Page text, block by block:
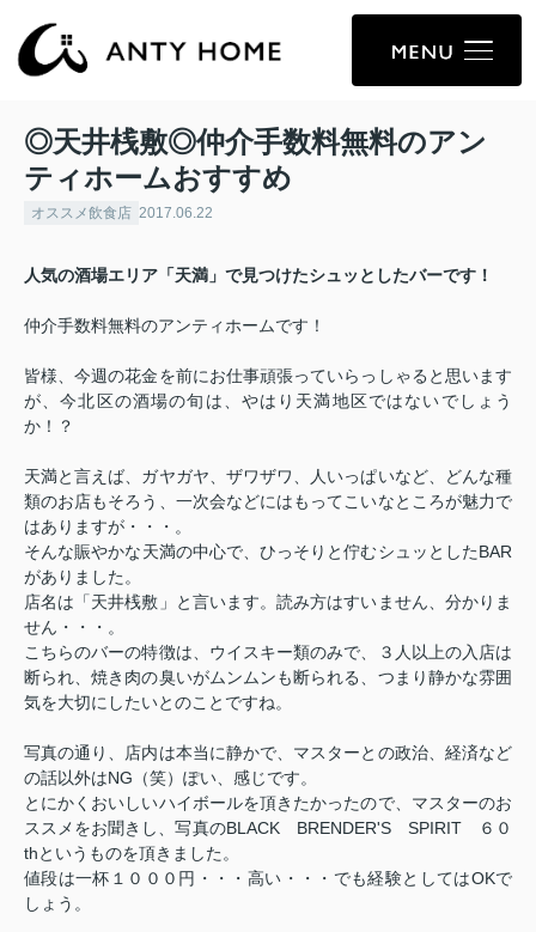
◎天井桟敷◎仲介手数料無料のアン
ティホームおすすめ
オススメ飲食店 2017.06.22
人気の酒場エリア「天満」で見つけたシュッとしたバーです！
仲介手数料無料のアンティホームです！
皆様、今週の花金を前にお仕事頑張っていらっしゃると思います
が、今北区の酒場の旬は、やはり天満地区ではないでしょう
か！？
天満と言えば、ガヤガヤ、ザワザワ、人いっぱいなど、どんな種
類のお店もそろう、一次会などにはもってこいなところが魅力で
はありますが・・・。
そんな賑やかな天満の中心で、ひっそりと佇むシュッとしたBAR
がありました。
店名は「天井桟敷」と言います。読み方はすいません、分かりま
せん・・・。
こちらのバーの特徴は、ウイスキー類のみで、３人以上の入店は
断られ、焼き肉の臭いがムンムンも断られる、つまり静かな雰囲
気を大切にしたいとのことですね。
写真の通り、店内は本当に静かで、マスターとの政治、経済など
の話以外はNG（笑）ぽい、感じです。
とにかくおいしいハイボールを頂きたかったので、マスターのお
ススメをお聞きし、写真のBLACK BRENDER'S SPIRIT ６０
thというものを頂きました。
値段は一杯１０００円・・・高い・・・でも経験としてはOKで
しょう。